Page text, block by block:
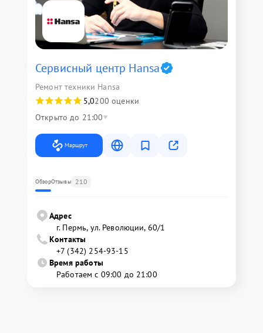
Сервисный центр Hansa
Ремонт техники Hansa
5,0200 оценки
Открыто до 21:00
Маршрут
ОбзорОтзывы 210
Адрес
г. Пермь, ул. ​Революции, 60/1
Контакты
+7 (342) 254-93-15
Время работы
Работаем с 09:00 до 21:00